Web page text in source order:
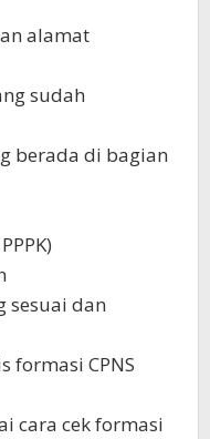
alamat
sudah
berada di bagian
sesuai dan
formasi CPNS
cara cek formasi